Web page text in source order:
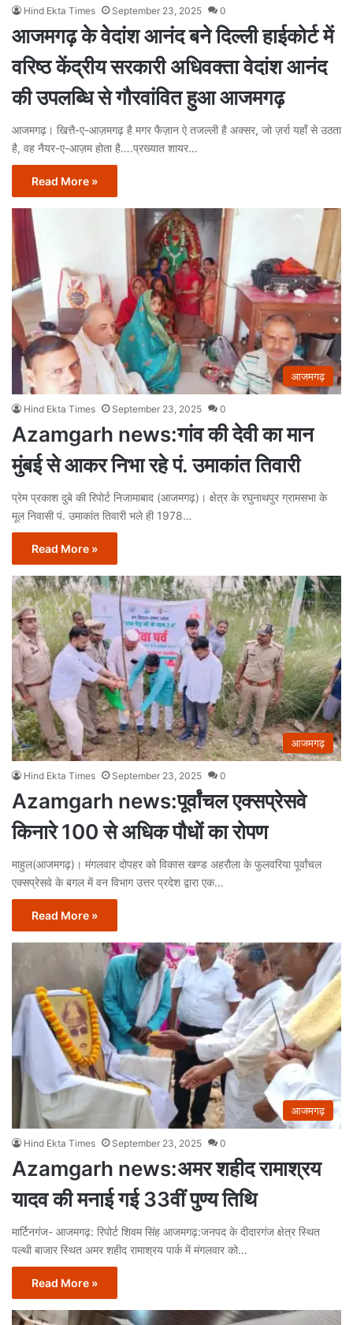
Hind Ekta Times September 23, 2025 0
आजमगढ़ के वेदांश आनंद बने दिल्ली हाईकोर्ट में
वरिष्ठ केंद्रीय सरकारी अधिवक्ता वेदांश आनंद
की उपलब्धि से गौरवांवित हुआ आजमगढ़
आजमगढ़। खित्तै-ए-आज़मगढ़ है मगर फैज़ान ऐ तजल्ली है अक्सर, जो ज़र्रा यहाँ से उठता
है, वह नैयर-ए-आज़म होता है….प्रख्यात शायर…
Read More »
आजमगढ़
Hind Ekta Times September 23, 2025 0
Azamgarh news:गांव की देवी का मान
मुंबई से आकर निभा रहे पं. उमाकांत तिवारी
प्रेम प्रकाश दुबे की रिपोर्ट निजामाबाद (आजमगढ़)। क्षेत्र के रघुनाथपुर ग्रामसभा के
मूल निवासी पं. उमाकांत तिवारी भले ही 1978…
Read More »
आजमगढ़
Hind Ekta Times September 23, 2025 0
Azamgarh news:पूर्वांचल एक्सप्रेसवे
किनारे 100 से अधिक पौधों का रोपण
माहुल(आजमगढ़)। मंगलवार दोपहर को विकास खण्ड अहरौला के फुलवरिया पूर्वांचल
एक्सप्रेसवे के बगल में वन विभाग उत्तर प्रदेश द्वारा एक…
Read More »
आजमगढ़
Hind Ekta Times September 23, 2025 0
Azamgarh news:अमर शहीद रामाश्रय
यादव की मनाई गई 33वीं पुण्य तिथि
मार्टिनगंज- आजमगढ़: रिपोर्ट शिवम सिंह आजमगढ़:जनपद के दीदारगंज क्षेत्र स्थित
पल्थी बाजार स्थित अमर शहीद रामाश्रय पार्क में मंगलवार को…
Read More »